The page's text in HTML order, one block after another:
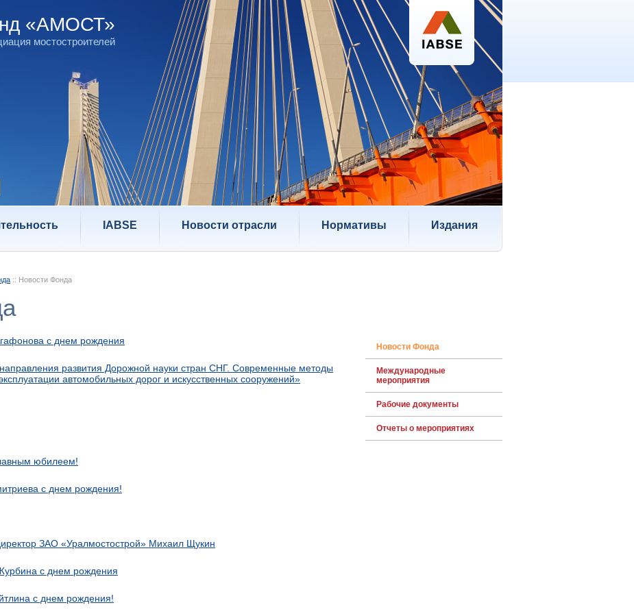
«АМОСТ»
мостостроителей
IABSE Новости отрасли Нормативы Издания
:: Новости Фонда
Новости Фонда
Международные
мероприятия
Рабочие документы
Отчеты о мероприятиях
с днем рождения
развития Дорожной науки стран СНГ. Современные методы
автомобильных дорог и искусственных сооружений»
юбилеем!
с днем рождения!
ЗАО «Уралмостострой» Михаил Щукин
с днем рождения
с днем рождения!